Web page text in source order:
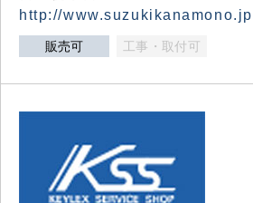
http://www.suzukikanamono.jp
販売可 工事・取付可